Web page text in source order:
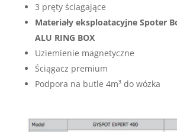
3 pręty ściagające
Materiały eksploatacyjne Spoter
ALU RING BOX
Uziemienie magnetyczne
Ściągacz premium
Podpora na butle 4m³ do wózka